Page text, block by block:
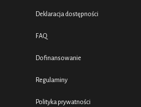
Deklaracja dostępności
FAQ
Dofinansowanie
Regulaminy
Polityka prywatności